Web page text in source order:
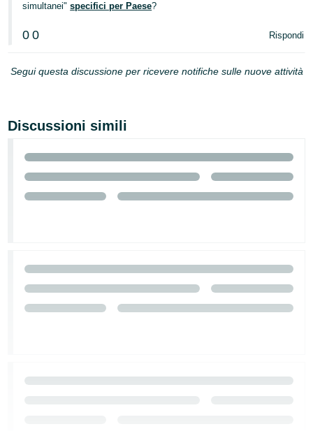
English
- IT
- ES
simultanei"specifici per Paese?
0 0 Rispondi
Segui questa discussione per ricevere notifiche sulle nuove attività
Discussioni simili